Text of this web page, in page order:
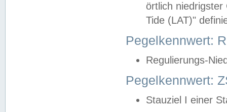
örtlich
Tide (LAT)"
Pegelkennwert:
Regulierungs-
Pegelkennwert:
Stauziel I einer